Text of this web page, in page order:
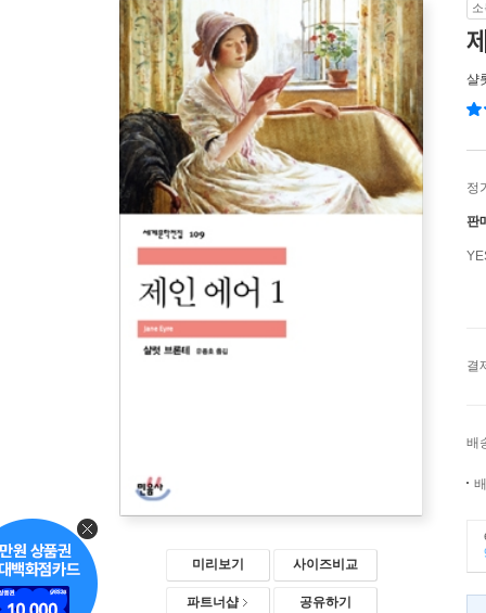
미리보기 사이즈비교
파트너샵 공유하기
샬
정
판
결
배